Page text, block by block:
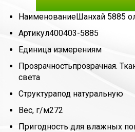
НаименованиеШанхай 5885
Артикул400403-5885
Единица измерениям
Прозрачностьпрозрачная.
света
Структурапод натуральную
Вес, г/м272
Пригодность для влажных